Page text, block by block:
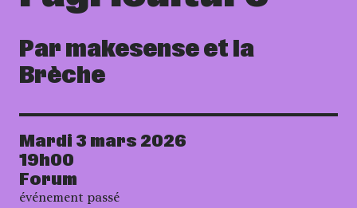
Par makesense et la
Brèche
Date
Mardi 3 mars 2026
19h00
Forum
événement passé